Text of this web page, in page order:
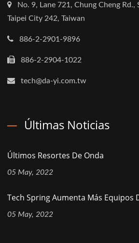
No. 9, Lane 721, Chung Cheng
Taipei City 242, Taiwan
886-2-2901-9896
886-2-2904-1022
tech@da-yi.com.tw
Últimas Noticias
Últimos Resortes De Onda
05 May, 2022
Tech Spring Aumenta Más Equipos
05 May, 2022